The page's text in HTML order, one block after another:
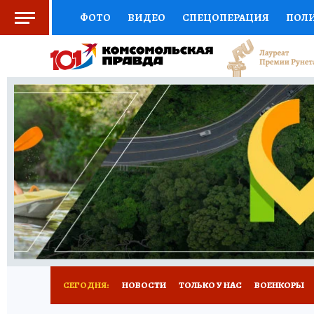
ФОТО ВИДЕО СПЕЦОПЕРАЦИЯ
СОЦПОДДЕРЖКА НАУКА СПОРТ
ВЫБОР ЭКСПЕРТОВ ДОКТОР
КНИЖНАЯ ПОЛКА ПРОГНОЗЫ НА СПОРТ
ПРЕСС-ЦЕНТР НЕДВИЖИМОСТЬ
РАДИО КП РЕКЛАМА ОБЪЯВЛЕНИЯ
СЕГОДНЯ: НОВОСТИ ТОЛЬКО У НАС ВОЕНКОРЫ